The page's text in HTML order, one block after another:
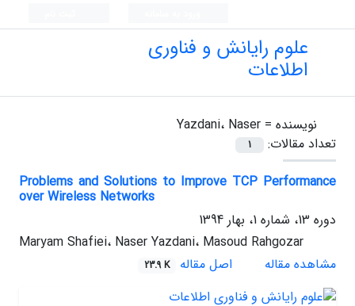
علوم رایانش و فناوری
اطلاعات
نویسنده = Yazdani، Naser
تعداد مقالات:
1
Problems and Solutions to Improve TCP Performance
over Wireless Networks
دوره 13، شماره 1، بهار 1394
Maryam Shafiei، Naser Yazdani، Masoud Rahgozar
مشاهده مقاله
اصل مقاله 23.9 K